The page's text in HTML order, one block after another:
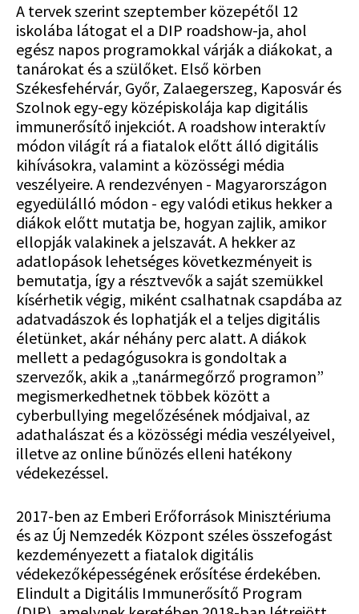
A tervek szerint szeptember közepétől 12
iskolába látogat el a DIP roadshow-ja, ahol
egész napos programokkal várják a diákokat, a
tanárokat és a szülőket. Első körben
Székesfehérvár, Győr, Zalaegerszeg, Kaposvár és
Szolnok egy-egy középiskolája kap digitális
immunerősítő injekciót. A roadshow interaktív
módon világít rá a fiatalok előtt álló digitális
kihívásokra, valamint a közösségi média
veszélyeire. A rendezvényen - Magyarországon
egyedülálló módon - egy valódi etikus hekker a
diákok előtt mutatja be, hogyan zajlik, amikor
ellopják valakinek a jelszavát. A hekker az
adatlopások lehetséges következményeit is
bemutatja, így a résztvevők a saját szemükkel
kísérhetik végig, miként csalhatnak csapdába az
adatvadászok és lophatják el a teljes digitális
életünket, akár néhány perc alatt. A diákok
mellett a pedagógusokra is gondoltak a
szervezők, akik a „tanármegőrző programon”
megismerkedhetnek többek között a
cyberbullying megelőzésének módjaival, az
adathalászat és a közösségi média veszélyeivel,
illetve az online bűnözés elleni hatékony
védekezéssel.
2017-ben az Emberi Erőforrások Minisztériuma
és az Új Nemzedék Központ széles összefogást
kezdeményezett a fiatalok digitális
védekezőképességének erősítése érdekében.
Elindult a Digitális Immunerősítő Program